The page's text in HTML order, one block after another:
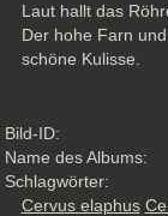
Laut hallt das
Der hohe Farn
schöne Kulisse.
Bild-ID:
Name des Albums:
Schlagwörter:
Cervus elaphus